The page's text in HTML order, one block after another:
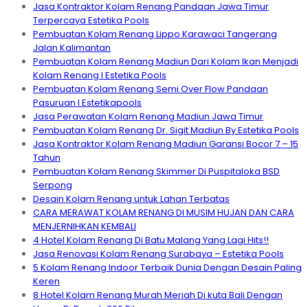
Jasa Kontraktor Kolam Renang Pandaan Jawa Timur
Terpercaya Estetika Pools
Pembuatan Kolam Renang Lippo Karawaci Tangerang
Jalan Kalimantan
Pembuatan Kolam Renang Madiun Dari Kolam Ikan Menjadi
Kolam Renang I Estetika Pools
Pembuatan Kolam Renang Semi Over Flow Pandaan
Pasuruan I Estetikapools
Jasa Perawatan Kolam Renang Madiun Jawa Timur
Pembuatan Kolam Renang Dr. Sigit Madiun By Estetika Pools
Jasa Kontraktor Kolam Renang Madiun Garansi Bocor 7 – 15
Tahun
Pembuatan Kolam Renang Skimmer Di Puspitaloka BSD
Serpong
Desain Kolam Renang untuk Lahan Terbatas
CARA MERAWAT KOLAM RENANG DI MUSIM HUJAN DAN CARA
MENJERNIHKAN KEMBALI
4 Hotel Kolam Renang Di Batu Malang Yang Lagi Hits!!
Jasa Renovasi Kolam Renang Surabaya – Estetika Pools
5 Kolam Renang Indoor Terbaik Dunia Dengan Desain Paling
Keren
8 Hotel Kolam Renang Murah Meriah Di kuta Bali Dengan